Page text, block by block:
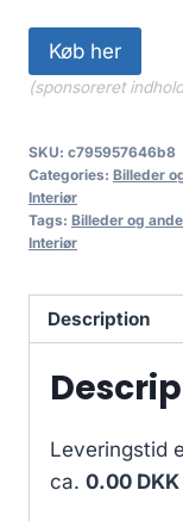
Køb her
(sponsoreret
SKU: c795957646b8
Categories: Billeder
Interiør
Tags: Billeder og
Interiør
Description
Leveringstid
ca. 0.00 DKK